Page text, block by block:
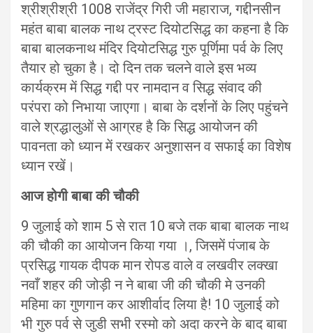
श्रीश्रीश्री 1008 राजेंद्र गिरी जी महाराज, गद्दीनसीन
महंत बाबा बालक नाथ ट्रस्ट दियोटसिद्ध का कहना है कि
बाबा बालकनाथ मंदिर दियोटसिद्ध गुरु पूर्णिमा पर्व के लिए
तैयार हो चुका है। दो दिन तक चलने वाले इस भव्य
कार्यक्रम में सिद्ध गद्दी पर नामदान व सिद्ध संवाद की
परंपरा को निभाया जाएगा। बाबा के दर्शनों के लिए पहुंचने
वाले श्रद्धालुओं से आग्रह है कि सिद्ध आयोजन की
पावनता को ध्यान में रखकर अनुशासन व सफाई का विशेष
ध्यान रखें।
आज होगी बाबा की चौकी
9 जुलाई को शाम 5 से रात 10 बजे तक बाबा बालक नाथ
की चौकी का आयोजन किया गया ।, जिसमें पंजाब के
प्रसिद्ध गायक दीपक मान रोपड वाले व लखवीर लक्खा
नवाँ शहर की जोड़ी न ने बाबा जी की चौकी मे उनकी
महिमा का गुणगान कर आशीर्वाद लिया है! 10 जुलाई को
भी गुरु पर्व से जुडी सभी रस्मो को अदा करने के बाद बाबा